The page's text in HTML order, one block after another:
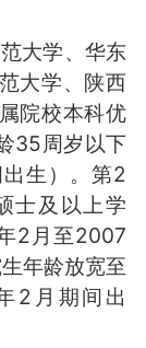
大学、华东
大学、陕西
院校本科优
35周岁以下
生）。第2
士及以上学
2月至2007
年龄放宽至
2月期间出